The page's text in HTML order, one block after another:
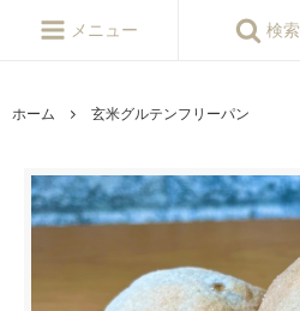
メニュー 検索
ホーム 玄米グルテンフリーパン